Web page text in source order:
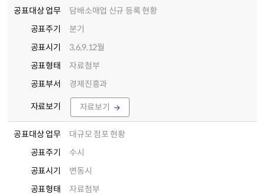
공표대상 업무
담배소매업 신규 등록 현황
공표주기
분기
공표시기
3,6,9,12월
공표형태
자료첨부
공표부서
경제진흥과
자료보기 자료보기
공표대상 업무
대규모 점포 현황
공표주기
수시
공표시기
변동시
공표형태
자료첨부